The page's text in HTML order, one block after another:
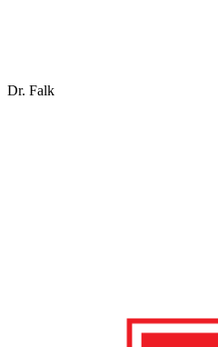
Dr. Falk